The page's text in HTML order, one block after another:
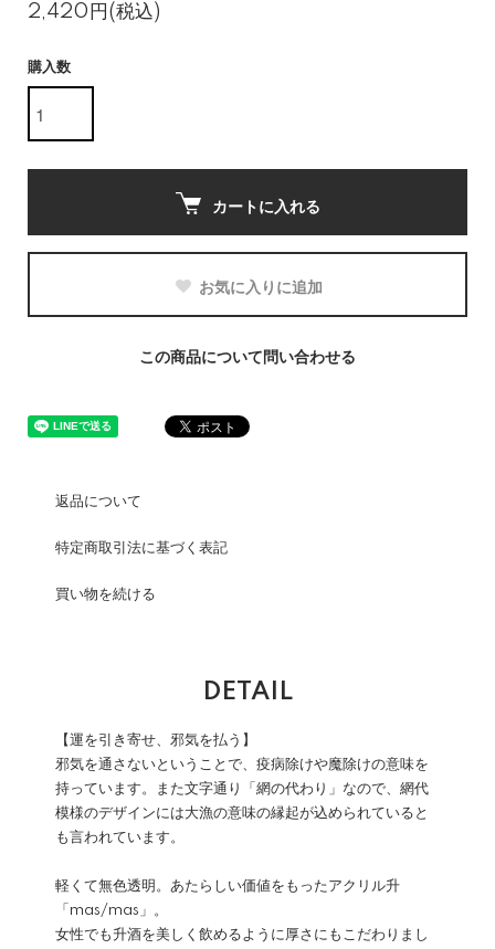
2,420円(税込)
購入数
カートに入れる
お気に入りに追加
この商品について問い合わせる
返品について
特定商取引法に基づく表記
買い物を続ける
DETAIL
【運を引き寄せ、邪気を払う】
邪気を通さないということで、疫病除けや魔除けの意味を
持っています。また文字通り「網の代わり」なので、網代
模様のデザインには大漁の意味の縁起が込められていると
も言われています。
軽くて無色透明。あたらしい価値をもったアクリル升
「mas/mas」。
女性でも升酒を美しく飲めるように厚さにもこだわりまし